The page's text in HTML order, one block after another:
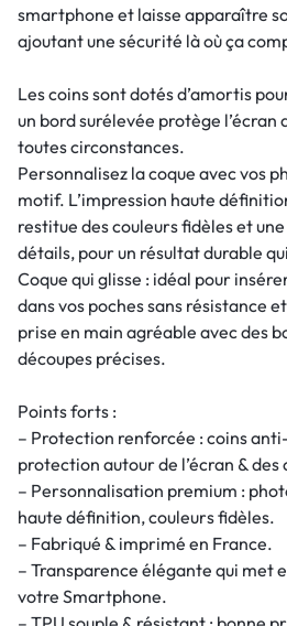
smartphone et laisse apparaître
ajoutant une sécurité là où ça
Les coins sont dotés d’amortis
un bord surélevée protège l’écran
toutes circonstances.
Personnalisez la coque avec vos
motif. L’impression haute
restitue des couleurs fidèles et
détails, pour un résultat durable
Coque qui glisse : idéal pour
dans vos poches sans résistance
prise en main agréable avec des
découpes précises.
Points forts :
– Protection renforcée : coins
protection autour de l’écran & des
– Personnalisation premium :
haute définition, couleurs fidèles.
– Fabriqué & imprimé en France.
– Transparence élégante qui met
votre Smartphone.